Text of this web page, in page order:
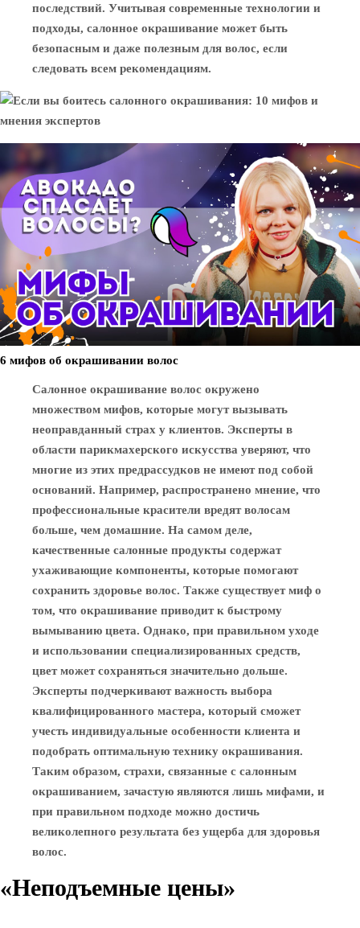
последствий. Учитывая современные технологии и
подходы, салонное окрашивание может быть
безопасным и даже полезным для волос, если
следовать всем рекомендациям.
6 мифов об окрашивании волос
Салонное окрашивание волос окружено
множеством мифов, которые могут вызывать
неоправданный страх у клиентов. Эксперты в
области парикмахерского искусства уверяют, что
многие из этих предрассудков не имеют под собой
оснований. Например, распространено мнение, что
профессиональные красители вредят волосам
больше, чем домашние. На самом деле,
качественные салонные продукты содержат
ухаживающие компоненты, которые помогают
сохранить здоровье волос. Также существует миф о
том, что окрашивание приводит к быстрому
вымыванию цвета. Однако, при правильном уходе
и использовании специализированных средств,
цвет может сохраняться значительно дольше.
Эксперты подчеркивают важность выбора
квалифицированного мастера, который сможет
учесть индивидуальные особенности клиента и
подобрать оптимальную технику окрашивания.
Таким образом, страхи, связанные с салонным
окрашиванием, зачастую являются лишь мифами, и
при правильном подходе можно достичь
великолепного результата без ущерба для здоровья
волос.
«Неподъемные цены»